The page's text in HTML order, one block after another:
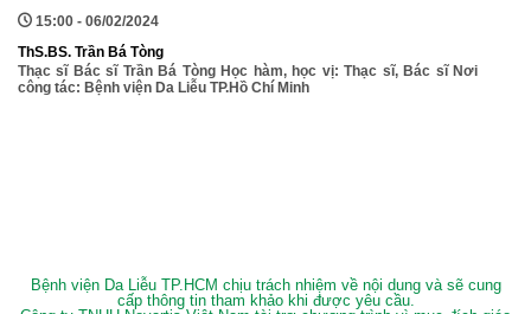
15:00 - 06/02/2024
ThS.BS. Trần Bá Tòng
Thạc sĩ Bác sĩ Trần Bá Tòng Học hàm, học vị: Thạc sĩ, Bác sĩ Nơi
công tác: Bệnh viện Da Liễu TP.Hồ Chí Minh
Bệnh viện Da Liễu TP.HCM chịu trách nhiệm về nội dung và sẽ cung
cấp thông tin tham khảo khi được yêu cầu.